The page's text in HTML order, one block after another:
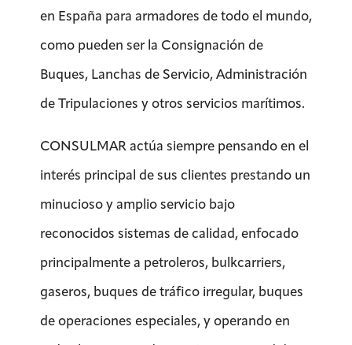
en España para armadores de todo el mundo,
como pueden ser la Consignación de
Buques, Lanchas de Servicio, Administración
de Tripulaciones y otros servicios marítimos.
CONSULMAR actúa siempre pensando en el
interés principal de sus clientes prestando un
minucioso y amplio servicio bajo
reconocidos sistemas de calidad, enfocado
principalmente a petroleros, bulkcarriers,
gaseros, buques de tráfico irregular, buques
de operaciones especiales, y operando en